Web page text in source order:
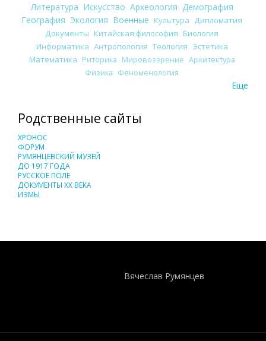
Литература Искусство Археология Демография
География Экология Военные Культура
Дипломатия
Документы Китайская философия Биология
Информатика Антропология Теология Эстетика
Математика Риторика Мировоззрение Архитектура
Физика Феноменология
Еще
Родственные сайты
ХРОНОС
ФОРУМ
РУМЯНЦЕВСКИЙ МУЗЕЙ
ДО 1917 ГОДА
РУССКОЕ ПОЛЕ
ДОКУМЕНТЫ XX ВЕКА
ИЗМЫ
Вячеслав Румянцев